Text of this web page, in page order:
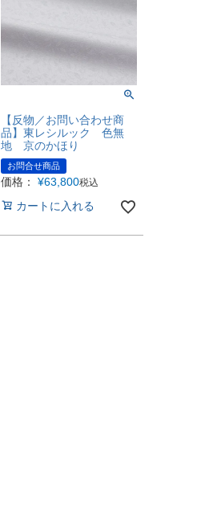
【反物／お問い合わせ商
品】東レシルック 色無
地 京のかほり
お問合せ商品
価格： ¥63,800税込
カートに入れる